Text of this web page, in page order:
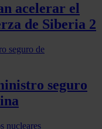
acelerar el
de Siberia 2
seguro